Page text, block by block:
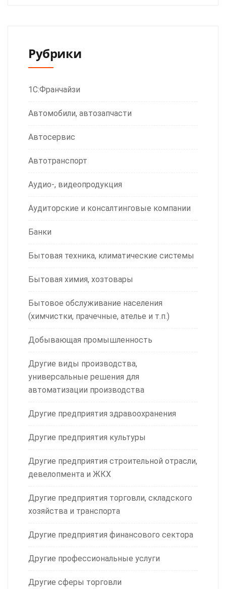
Рубрики
1С:Франчайзи
Автомобили, автозапчасти
Автосервис
Автотранспорт
Аудио-, видеопродукция
Аудиторские и консалтинговые компании
Банки
Бытовая техника, климатические системы
Бытовая химия, хозтовары
Бытовое обслуживание населения
(химчистки, прачечные, ателье и т.п.)
Добывающая промышленность
Другие виды производства,
универсальные решения для
автоматизации производства
Другие предприятия здравоохранения
Другие предприятия культуры
Другие предприятия строительной отрасли,
девелопмента и ЖКХ
Другие предприятия торговли, складского
хозяйства и транспорта
Другие предприятия финансового сектора
Другие профессиональные услуги
Другие сферы торговли